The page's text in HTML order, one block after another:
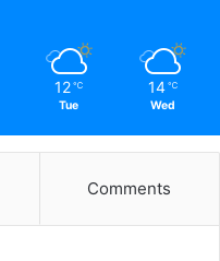
12 ℃
Tue
14 ℃
Wed
Comments